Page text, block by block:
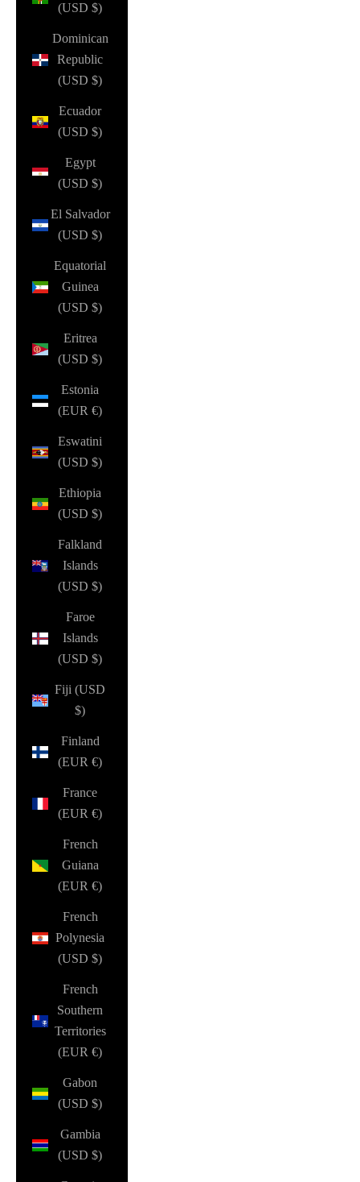
(USD $)
Dominican
Republic
(USD $)
Ecuador
(USD $)
Egypt
(USD $)
El Salvador
(USD $)
Equatorial
Guinea
(USD $)
Eritrea
(USD $)
Estonia
(EUR €)
Eswatini
(USD $)
Ethiopia
(USD $)
Falkland
Islands
(USD $)
Faroe
Islands
(USD $)
Fiji (USD
$)
Finland
(EUR €)
France
(EUR €)
French
Guiana
(EUR €)
French
Polynesia
(USD $)
French
Southern
Territories
(EUR €)
Gabon
(USD $)
Gambia
(USD $)